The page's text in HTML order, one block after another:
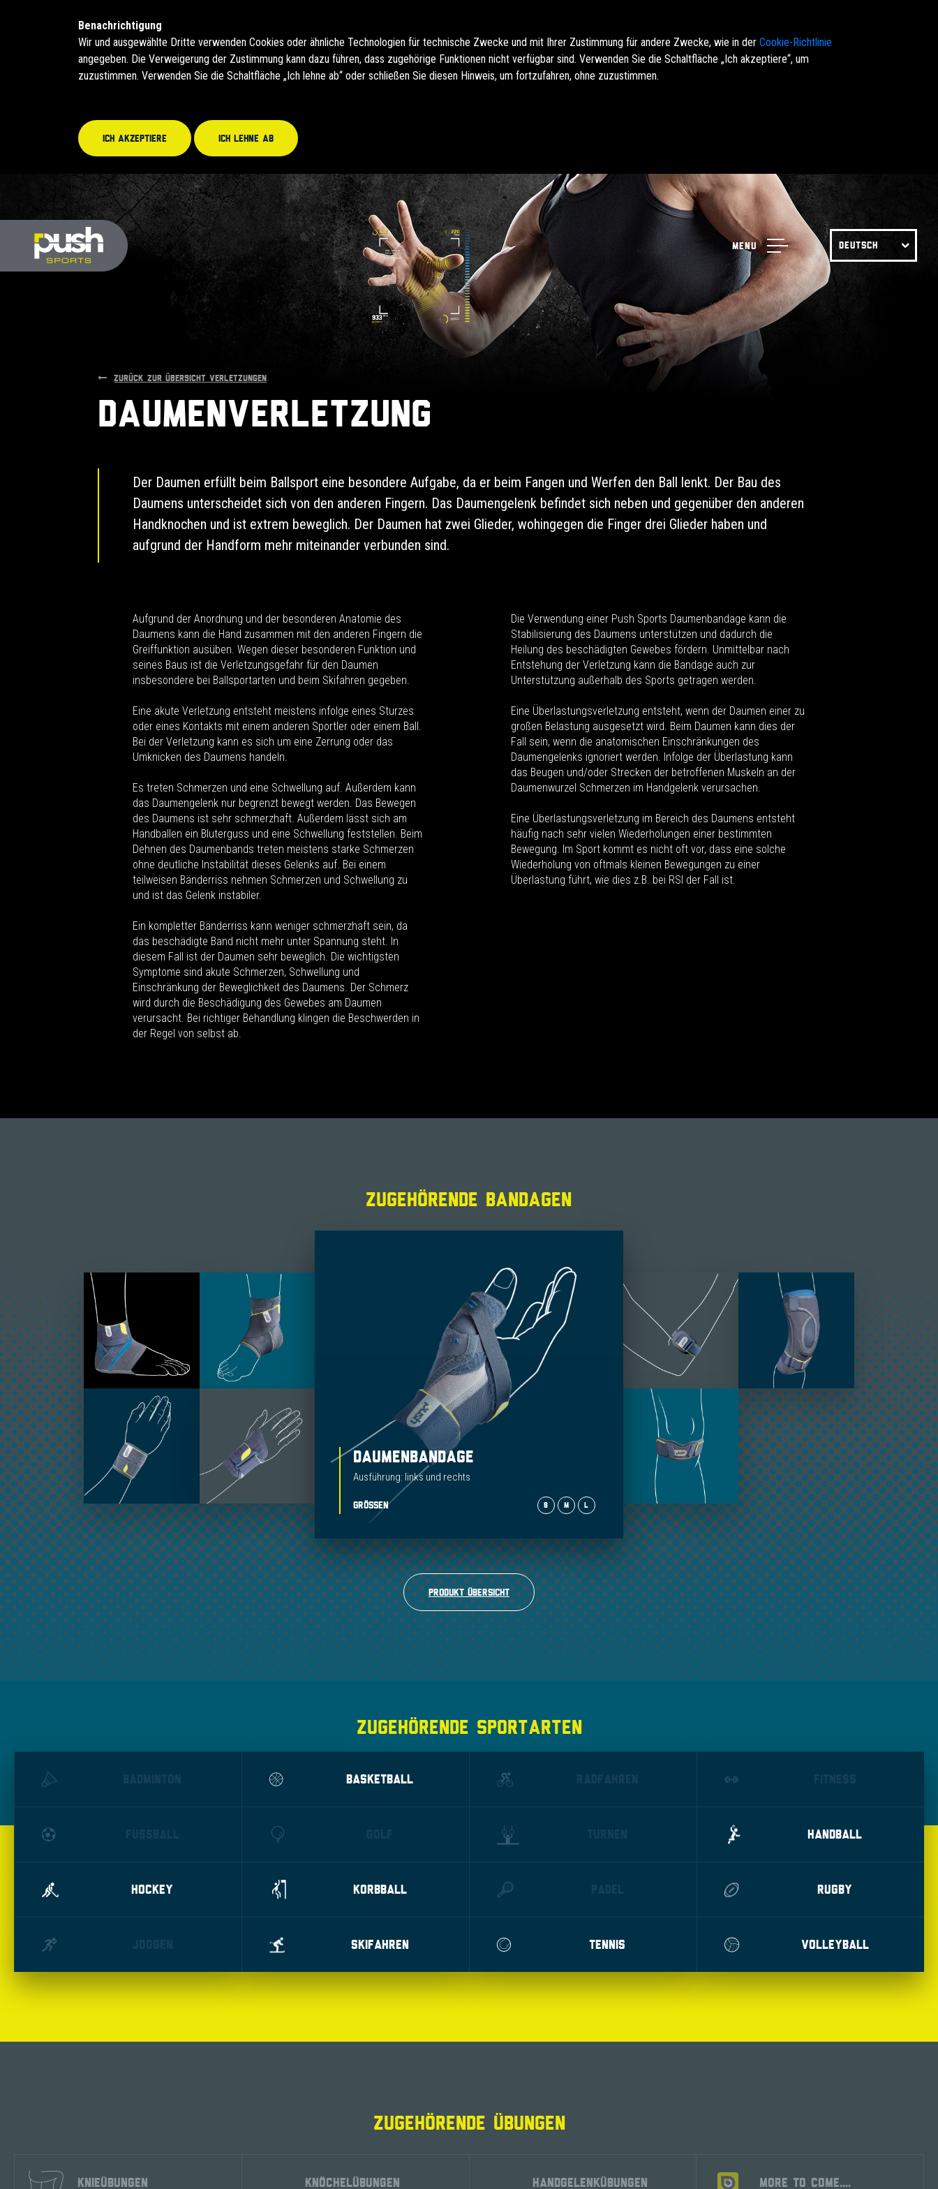
Benachrichtigung
Wir und ausgewählte Dritte verwenden Cookies oder ähnliche Technologien für technische Zwecke und mit Ihrer Zustimmung für andere Zwecke, wie in der Cookie-Richtlinie
angegeben. Die Verweigerung der Zustimmung kann dazu führen, dass zugehörige Funktionen nicht verfügbar sind. Verwenden Sie die Schaltfläche „Ich akzeptiere“, um
zuzustimmen. Verwenden Sie die Schaltfläche „Ich lehne ab“ oder schließen Sie diesen Hinweis, um fortzufahren, ohne zuzustimmen.
Ich akzeptiere Ich lehne ab
DEUTSCH
Menu
ZURÜCK ZUR ÜBERSICHT VERLETZUNGEN
Daumenverletzung
Der Daumen erfüllt beim Ballsport eine besondere Aufgabe, da er beim Fangen und Werfen den Ball lenkt. Der Bau des
Daumens unterscheidet sich von den anderen Fingern. Das Daumengelenk befindet sich neben und gegenüber den anderen
Handknochen und ist extrem beweglich. Der Daumen hat zwei Glieder, wohingegen die Finger drei Glieder haben und
aufgrund der Handform mehr miteinander verbunden sind.
Aufgrund der Anordnung und der besonderen Anatomie des
Daumens kann die Hand zusammen mit den anderen Fingern die
Greiffunktion ausüben. Wegen dieser besonderen Funktion und
seines Baus ist die Verletzungsgefahr für den Daumen
insbesondere bei Ballsportarten und beim Skifahren gegeben.
Eine akute Verletzung entsteht meistens infolge eines Sturzes
oder eines Kontakts mit einem anderen Sportler oder einem Ball.
Bei der Verletzung kann es sich um eine Zerrung oder das
Umknicken des Daumens handeln.
Es treten Schmerzen und eine Schwellung auf. Außerdem kann
das Daumengelenk nur begrenzt bewegt werden. Das Bewegen
des Daumens ist sehr schmerzhaft. Außerdem lässt sich am
Handballen ein Bluterguss und eine Schwellung feststellen. Beim
Dehnen des Daumenbands treten meistens starke Schmerzen
ohne deutliche Instabilität dieses Gelenks auf. Bei einem
teilweisen Bänderriss nehmen Schmerzen und Schwellung zu
und ist das Gelenk instabiler.
Ein kompletter Bänderriss kann weniger schmerzhaft sein, da
das beschädigte Band nicht mehr unter Spannung steht. In
diesem Fall ist der Daumen sehr beweglich. Die wichtigsten
Symptome sind akute Schmerzen, Schwellung und
Einschränkung der Beweglichkeit des Daumens. Der Schmerz
wird durch die Beschädigung des Gewebes am Daumen
verursacht. Bei richtiger Behandlung klingen die Beschwerden in
der Regel von selbst ab.
Die Verwendung einer Push Sports Daumenbandage kann die
Stabilisierung des Daumens unterstützen und dadurch die
Heilung des beschädigten Gewebes fördern. Unmittelbar nach
Entstehung der Verletzung kann die Bandage auch zur
Unterstützung außerhalb des Sports getragen werden.
Eine Überlastungsverletzung entsteht, wenn der Daumen einer zu
großen Belastung ausgesetzt wird. Beim Daumen kann dies der
Fall sein, wenn die anatomischen Einschränkungen des
Daumengelenks ignoriert werden. Infolge der Überlastung kann
das Beugen und/oder Strecken der betroffenen Muskeln an der
Daumenwurzel Schmerzen im Handgelenk verursachen.
Eine Überlastungsverletzung im Bereich des Daumens entsteht
häufig nach sehr vielen Wiederholungen einer bestimmten
Bewegung. Im Sport kommt es nicht oft vor, dass eine solche
Wiederholung von oftmals kleinen Bewegungen zu einer
Überlastung führt, wie dies z.B. bei RSI der Fall ist.
ZUGEHÖRENDE BANDAGEN
DAUMENBANDAGE
Ausführung: links und rechts
GRÖSSEN S M L
Produkt Übersicht
ZUGEHÖRENDE SPORTARTEN
BASKETBALL
HANDBALL
HOCKEY KORBBALL RUGBY
SKIFAHREN TENNIS VOLLEYBALL
ZUGEHÖRENDE ÜBUNGEN
KNIEÜBUNGEN KNÖCHELÜBUNGEN HANDGELENKÜBUNGEN MORE TO COME....